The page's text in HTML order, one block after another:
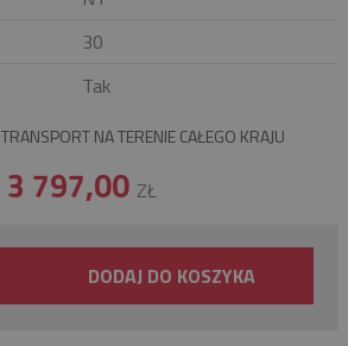
30
Tak
TRANSPORT NA TERENIE CAŁEGO KRAJU
3 797,00 ZŁ
DODAJ DO KOSZYKA